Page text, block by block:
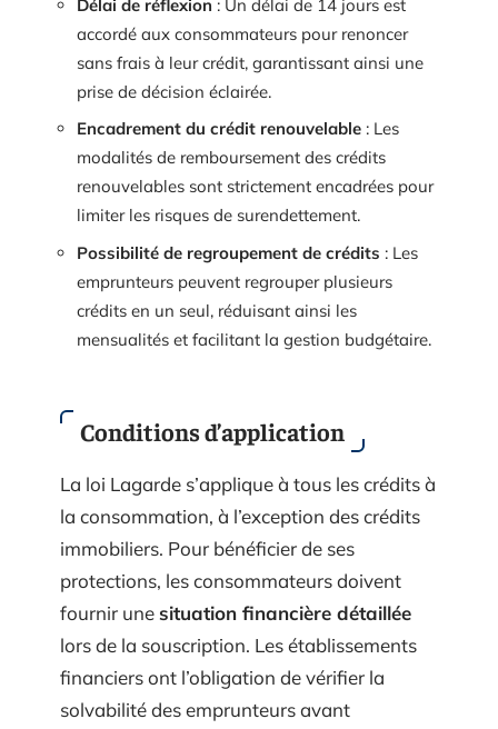
Délai de réflexion : Un délai de 14 jours est
accordé aux consommateurs pour renoncer
sans frais à leur crédit, garantissant ainsi une
prise de décision éclairée.
Encadrement du crédit renouvelable : Les
modalités de remboursement des crédits
renouvelables sont strictement encadrées pour
limiter les risques de surendettement.
Possibilité de regroupement de crédits : Les
emprunteurs peuvent regrouper plusieurs
crédits en un seul, réduisant ainsi les
mensualités et facilitant la gestion budgétaire.
Conditions d’application
La loi Lagarde s’applique à tous les crédits à
la consommation, à l’exception des crédits
immobiliers. Pour bénéficier de ses
protections, les consommateurs doivent
fournir unesituation financière détaillée
lors de la souscription. Les établissements
financiers ont l’obligation de vérifier la
solvabilité des emprunteurs avant